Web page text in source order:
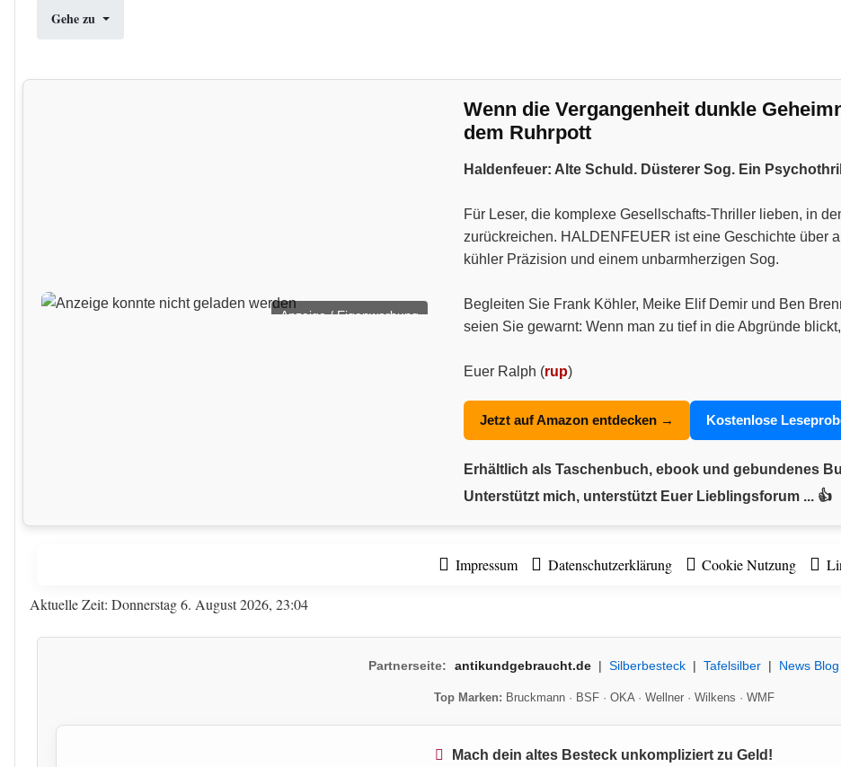
Gehe zu
Anzeige / Eigenwerbung
Wenn die Vergangenheit dunkle
dem Ruhrpott
Haldenfeuer: Alte Schuld. Düsterer Sog. Ein
Für Leser, die komplexe Gesellschafts-Thriller lieben, in
zurückreichen. HALDENFEUER ist eine Geschichte über
kühler Präzision und einem unbarmherzigen Sog.
Begleiten Sie Frank Köhler, Meike Elif Demir und Ben
seien Sie gewarnt: Wenn man zu tief in die Abgründe
Euer Ralph (rup)
Jetzt auf Amazon entdecken → Kostenlose
Erhältlich als Taschenbuch, ebook und gebundenes
Unterstützt mich, unterstützt Euer Lieblingsforum ... 👍
Impressum Datenschutzerklärung Cookie Nutzung
Aktuelle Zeit: Donnerstag 6. August 2026, 23:04
Partnerseite: antikundgebraucht.de | Silberbesteck | Tafelsilber | News Blog
Top Marken: Bruckmann· BSF· OKA· Wellner· Wilkens · WMF
Mach dein altes Besteck unkompliziert zu Geld!